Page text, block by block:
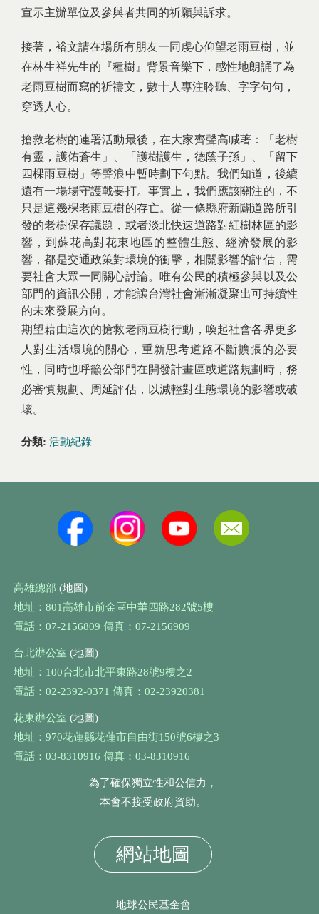
宣示主辦單位及參與者共同的祈願與訴求。
接著，裕文請在場所有朋友一同虔心仰望老雨豆樹，並
在林生祥先生的『種樹』背景音樂下，感性地朗誦了為
老雨豆樹而寫的祈禱文 ，數十人專注聆聽、字字句句，
穿透人心。
搶救老樹的連署活動最後，在大家齊聲高喊著：「老樹
有靈，護佑蒼生」、「護樹護生，德蔭子孫」、「留下
四棵雨豆樹」等聲浪中暫時劃下句點。我們知道，後續
還有一場場守護戰要打。事實上，我們應該關注的，不
只是這幾棵老雨豆樹的存亡。從一條縣府新闢道路所引
發的老樹保存議題，或者淡北快速道路對紅樹林區的影
響，到蘇花高對花東地區的整體生態、經濟發展的影
響，都是交通政策對環境的衝擊，相關影響的評估，需
要社會大眾一同關心討論。唯有公民的積極參與以及公
部門的資訊公開，才能讓台灣社會漸漸凝聚出可持續性
的未來發展方向。
期望藉由這次的搶救老雨豆樹行動，喚起社會各界更多
人對生活環境的關心，重新思考道路不斷擴張的必要
性，同時也呼籲公部門在開發計畫區或道路規劃時，務
必審慎規劃、周延評估，以減輕對生態環境的影響或破
壞。
分類: 活動紀錄
高雄總部 (地圖)
地址：801高雄市前金區中華四路282號5樓
電話：07-2156809 傳真：07-2156909
台北辦公室 (地圖)
地址：100台北市北平東路28號9樓之2
電話：02-2392-0371 傳真：02-23920381
花東辦公室 (地圖)
地址：970花蓮縣花蓮市自由街150號6樓之3
電話：03-8310916 傳真：03-8310916
為了確保獨立性和公信力，
本會不接受政府資助。
網站地圖
地球公民基金會